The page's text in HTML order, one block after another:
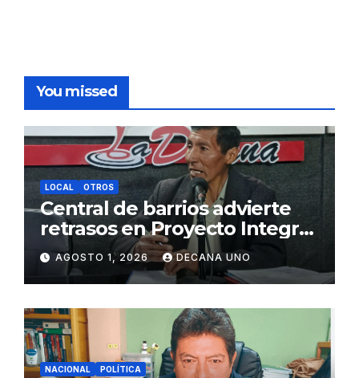
You missed
LOCAL OTROS
Central de barrios advierte
retrasos en Proyecto Integral
de Agua y Alcantarillado para
Juliaca
AGOSTO 1, 2026 DECANA UNO
NACIONAL POLÍTICA